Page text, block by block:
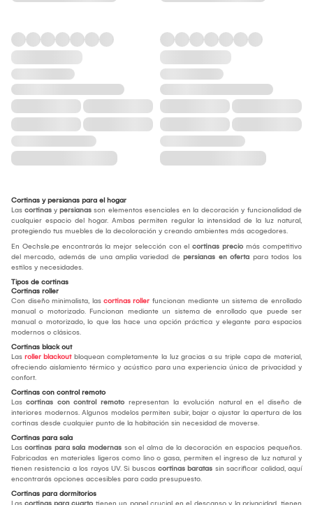
Cortinas y persianas para el hogar
Las cortinas y persianas son elementos esenciales en la decoración y funcionalidad de
cualquier espacio del hogar. Ambas permiten regular la intensidad de la luz natural,
protegiendo tus muebles de la decoloración y creando ambientes más acogedores.
En Oechsle.pe encontrarás la mejor selección con el cortinas precio más competitivo
del mercado, además de una amplia variedad de persianas en oferta para todos los
estilos y necesidades.
Tipos de cortinas
Cortinas roller
Con diseño minimalista, las cortinas roller funcionan mediante un sistema de enrollado
manual o motorizado. Funcionan mediante un sistema de enrollado que puede ser
manual o motorizado, lo que las hace una opción práctica y elegante para espacios
modernos o clásicos.
Cortinas black out
Las roller blackoutbloquean completamente la luz gracias a su triple capa de material,
ofreciendo aislamiento térmico y acústico para una experiencia única de privacidad y
confort.
Cortinas con control remoto
Las cortinas con control remoto representan la evolución natural en el diseño de
interiores modernos. Algunos modelos permiten subir, bajar o ajustar la apertura de las
cortinas desde cualquier punto de la habitación sin necesidad de moverse.
Cortinas para sala
Las cortinas para sala modernas son el alma de la decoración en espacios pequeños.
Fabricadas en materiales ligeros como lino o gasa, permiten el ingreso de luz natural y
tienen resistencia a los rayos UV. Si buscas cortinas baratas sin sacrificar calidad, aquí
encontrarás opciones accesibles para cada presupuesto.
Cortinas para dormitorios